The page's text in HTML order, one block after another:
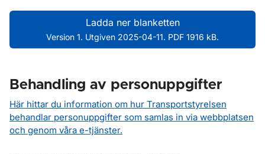
Ladda ner blanketten
Version 1. Utgiven 2025-04-11. PDF 1916 kB.
Behandling av personuppgifter
Här hittar du information om hur Transportstyrelsen
behandlar personuppgifter som samlas in via webbplatsen
och genom våra e-tjänster.